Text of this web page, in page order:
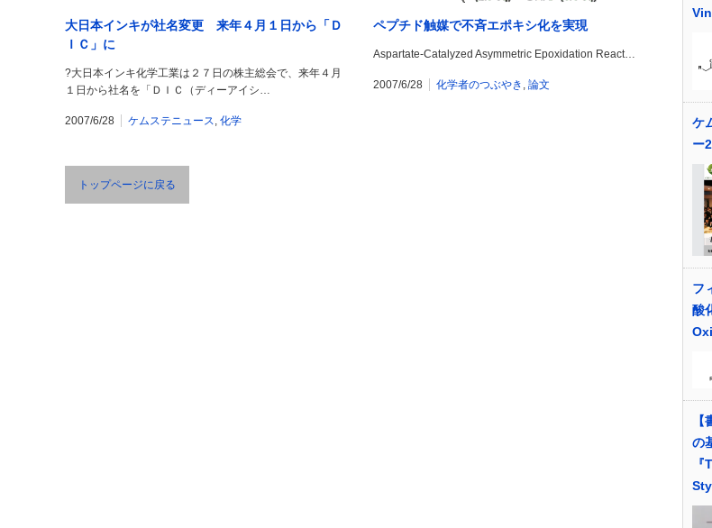
大日本インキが社名変更 来年４月１日から「Ｄ
ＩＣ」に
?大日本インキ化学工業は２７日の株主総会で、来年４月
１日から社名を「ＤＩＣ（ディーアイシ…
2007/6/28 ケムステニュース, 化学
ペプチド触媒で不斉エポキシ化を実現
Aspartate-Catalyzed Asymmetric Epoxidation React…
2007/6/28 化学者のつぶやき , 論文
トップページに戻る
ケ
ー
フ
酸
の